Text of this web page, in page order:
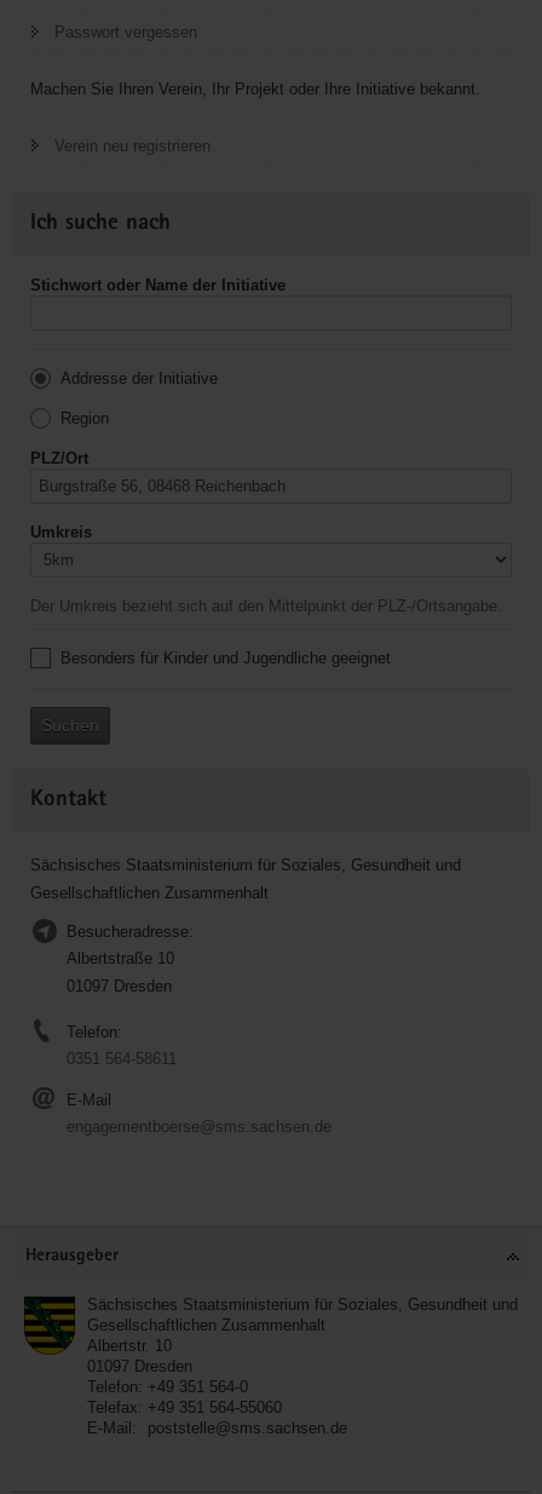
Passwort vergessen
Machen Sie Ihren Verein, Ihr Projekt oder Ihre Initiative bekannt.
Verein neu registrieren
Ich suche nach
Stichwort oder Name der Initiative
Addresse der Initiative
Region
PLZ/Ort
Umkreis
Der Umkreis bezieht sich auf den Mittelpunkt der PLZ-/Ortsangabe.
Besonders für Kinder und Jugendliche geeignet
Suchen
Kontakt
Sächsisches Staatsministerium für Soziales, Gesundheit und
Gesellschaftlichen Zusammenhalt
Besucheradresse:
Albertstraße 10
01097 Dresden
Telefon:
0351 564-58611
E-Mail
engagementboerse@sms.sachsen.de
Herausgeber
Sächsisches Staatsministerium für Soziales, Gesundheit und
Gesellschaftlichen Zusammenhalt
Albertstr. 10
01097 Dresden
Telefon: +49 351 564-0
Telefax: +49 351 564-55060
E-Mail:
poststelle@sms.sachsen.de